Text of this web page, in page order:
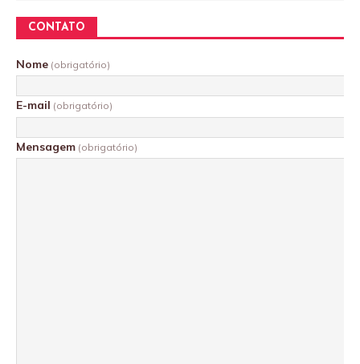
CONTATO
Nome (obrigatório)
E-mail (obrigatório)
Mensagem (obrigatório)